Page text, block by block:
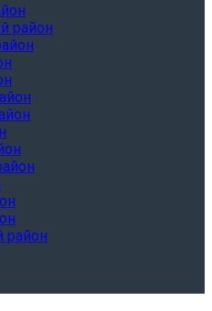
район
район